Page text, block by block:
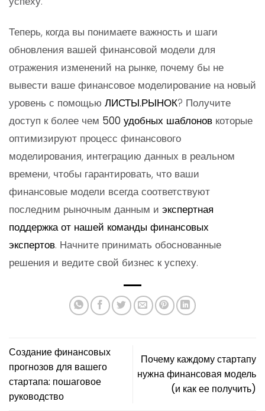
Теперь, когда вы понимаете важность и шаги
обновления вашей финансовой модели для
отражения изменений на рынке, почему бы не
вывести ваше финансовое моделирование на новый
уровень с помощью ЛИСТЫ.РЫНОК? Получите
доступ к более чем 500 удобных шаблонов которые
оптимизируют процесс финансового
моделирования, интеграцию данных в реальном
времени, чтобы гарантировать, что ваши
финансовые модели всегда соответствуют
последним рыночным данным и экспертная
поддержка от нашей команды финансовых
экспертов. Начните принимать обоснованные
решения и ведите свой бизнес к успеху.
Создание финансовых
прогнозов для вашего
стартапа: пошаговое
руководство
Почему каждому стартапу
нужна финансовая модель
(и как ее получить)